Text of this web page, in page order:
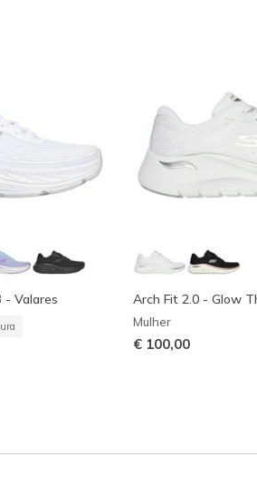
- Valares Arch Fit 2.0 - Glow
Mulher
€ 100,00